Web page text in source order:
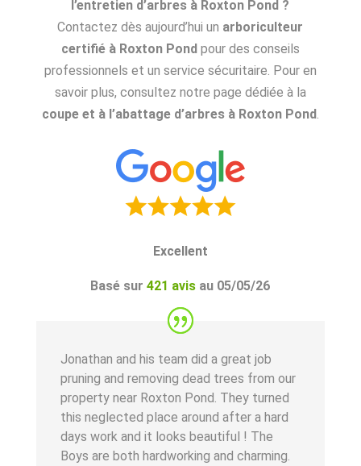
l’entretien d’arbres à Roxton Pond ?
Contactez dès aujourd’hui un arboriculteur
certifié à Roxton Pondpour des conseils
professionnels et un service sécuritaire. Pour en
savoir plus, consultez notre page dédiée à la
coupe et à l’abattage d’arbres à Roxton Pond.
Excellent
Basé sur421 avis au 05/05/26
Jonathan and his team did a great job
pruning and removing dead trees from our
property near Roxton Pond. They turned
this neglected place around after a hard
days work and it looks beautiful ! The
Boys are both hardworking and charming.